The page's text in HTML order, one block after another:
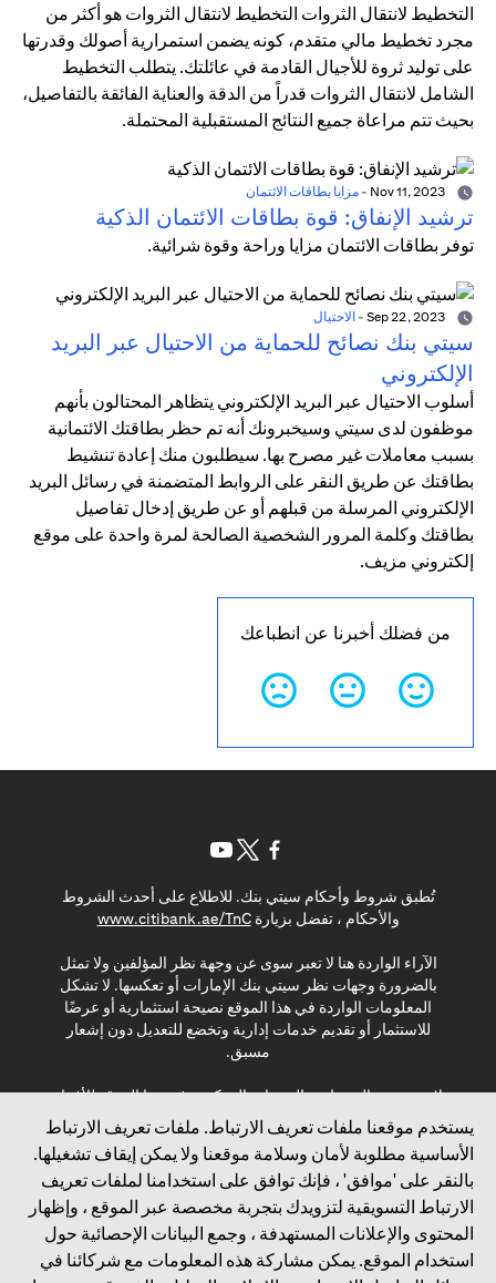
التخطيط لانتقال الثروات التخطيط لانتقال الثروات هو أكثر من
مجرد تخطيط مالي متقدم، كونه يضمن استمرارية أصولك وقدرتها
على توليد ثروة للأجيال القادمة في عائلتك. يتطلب التخطيط
الشامل لانتقال الثروات قدراً من الدقة والعناية الفائقة بالتفاصيل،
بحيث تتم مراعاة جميع النتائج المستقبلية المحتملة.
- مزايا بطاقات الائتمان
ترشيد الإنفاق: قوة بطاقات الائتمان الذكية
توفر بطاقات الائتمان مزايا وراحة وقوة شرائية.
- الاحتيال
سيتي بنك نصائح للحماية من الاحتيال عبر البريد
الإلكتروني
أسلوب الاحتيال عبر البريد الإلكتروني يتظاهر المحتالون بأنهم
موظفون لدى سيتي وسيخبرونك أنه تم حظر بطاقتك الائتمانية
بسبب معاملات غير مصرح بها. سيطلبون منك إعادة تنشيط
بطاقتك عن طريق النقر على الروابط المتضمنة في رسائل البريد
الإلكتروني المرسلة من قبلهم أو عن طريق إدخال تفاصيل
بطاقتك وكلمة المرور الشخصية الصالحة لمرة واحدة على موقع
إلكتروني مزيف.
من فضلك أخبرنا عن انطباعك
يستخدم موقعنا ملفات تعريف الارتباط. ملفات تعريف الارتباط
الأساسية مطلوبة لأمان وسلامة موقعنا ولا يمكن إيقاف تشغيلها.
بالنقر على 'موافق' ، فإنك توافق على استخدامنا لملفات تعريف
الارتباط التسويقية لتزويدك بتجربة مخصصة عبر الموقع ، وإظهار
المحتوى والإعلانات المستهدفة ، وجمع البيانات الإحصائية حول
استخدام الموقع. يمكن مشاركة هذه المعلومات مع شركائنا في
تُطبق شروط وأحكام سيتي بنك. للاطلاع على أحدث الشروط
والأحكام ، تفضل بزيارةwww.citibank.ae/TnC
(opens in a new tab)
الآراء الواردة هنا لا تعبر سوى عن وجهة نظر المؤلفين ولا تمثل
بالضرورة وجهات نظر سيتي بنك الإمارات أو تعكسها. لا تشكل
المعلومات الواردة في هذا الموقع نصيحة استثمارية أو عرضًا
للاستثمار أو تقديم خدمات إدارية وتخضع للتعديل دون إشعار
مسبق.
لا يتم تقديم المنتجات والخدمات المذكورة في هذا الموقع للأفراد
المقيمين في الاتحاد الأوروبي أو المنطقة الاقتصادية الأوروبية أو
سويسرا أو غيرنسي أو جيرسي أو موناكو أو سان مارينو أو
الفاتيكان أو جزيرة مان أو المملكة المتحدة أو خصوصية البيانات
(لائحة حماية البيانات العامة \ قانون حماية البيانات الشخصية
العامة \ قانون خصوصية نيوزيلندا). المحتوى الموجود في هذه
الصفحة ليس ولا ينبغي تفسيره على أنه عرض أو دعوة أو دعوة
لشراء أو بيع أي من المنتجات والخدمات المذكورة هنا لمثل هؤلاء
الأفراد.